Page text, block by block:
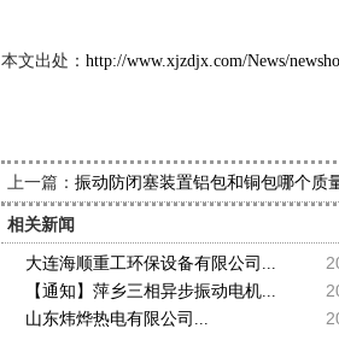
本文出处： http://www.xjzdjx.com/News/
上一篇： 振动防闭塞装置铝包和铜包哪个质
相关新闻
大连海顺重工环保设备有限公司...
【通知】萍乡三相异步振动电机...
山东炜烨热电有限公司...